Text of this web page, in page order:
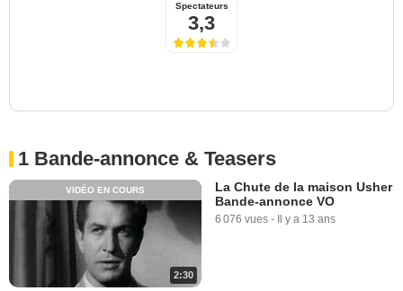
Spectateurs
3,3
1 Bande-annonce & Teasers
2:30
VIDÉO EN COURS
La Chute de la maison Usher
Bande-annonce VO
6 076 vues - Il y a 13 ans